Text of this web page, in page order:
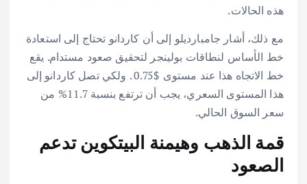
هذه الحالات.
مع ذلك، أشار جامبارديلو إلى أن كاردانو تحتاج إلى استعادة
خط الأساس لنطاقات بولينجر لتحقيق صعود مستدام. يقع
خط الاتجاه هذا عند مستوى $0.75 . ولكي تصل كاردانو إلى
هذا المستوى السعري، يجب أن ترتفع بنسبة 11.7% من
سعر السوق الحالي.
قمة الذهب وهيمنة البيتكوين تدعم
الصعود